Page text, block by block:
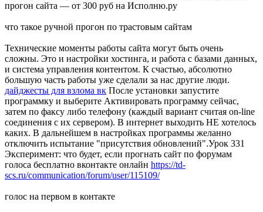
прогон сайта — от 300 руб на Исполню.ру
что такое ручной прогон по трастовым сайтам
Технические моменты работы сайта могут быть очень
сложны. Это и настройки хостинга, и работа с базами данных,
и система управления контентом. К счастью, абсолютно
большую часть работы уже сделали за нас другие люди.
дайджесты для взлома вк После установки запустите
программку и выберите Активировать программу сейчас,
затем по факсу либо телефону (каждый вариант считая on-line
соединения с их сервером). В интернет выходить НЕ хотелось
каких. В дальнейшем в настройках программы желанно
отключить испытание "присутствия обновлений".Урок 331
Эксперимент: что будет, если прогнать сайт по форумам
голоса бесплатно вконтакте онлайн https://td-
scs.ru/communication/forum/user/115109/
голос на первом в контакте